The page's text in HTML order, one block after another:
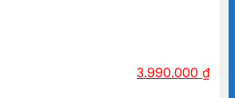
3.990.000 ₫